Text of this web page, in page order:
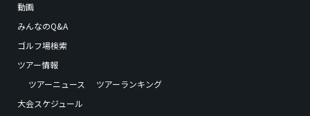
動画
みんなのQ&A
ゴルフ場検索
ツアー情報
ツアーニュース
ツアーランキング
大会スケジュール